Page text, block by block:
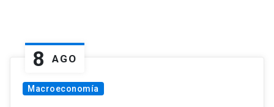
8 AGO
Macroeconomía